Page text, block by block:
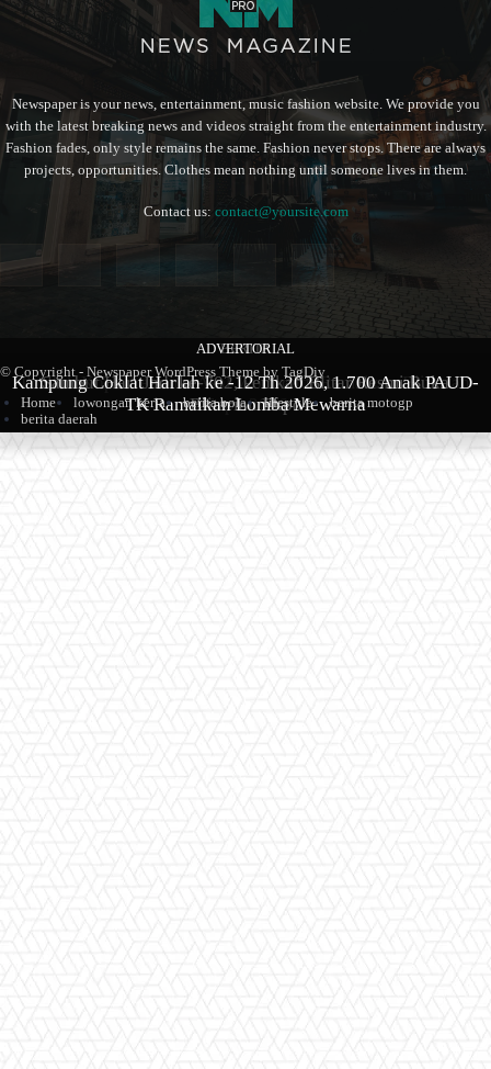
BERITA
Produk Kopi Premium Asal Wonodadi Ramaikan Blitarian
Expo 2026
BERITA
Sambut Hari Jadi ke-702, Pemkab Blitar Resmi Buka
Blitarian Expo
ADVERTORIAL
Kampung Coklat Harlah ke -12 Th 2026, 1.700 Anak PAUD-
TK Ramaikan Lomba Mewarna
Newspaper is your news, entertainment, music fashion website. We provide you
with the latest breaking news and videos straight from the entertainment industry.
Fashion fades, only style remains the same. Fashion never stops. There are always
projects, opportunities. Clothes mean nothing until someone lives in them.
Contact us: contact@yoursite.com
© Copyright - Newspaper WordPress Theme by TagDiv
Home
lowongan kerja berita bola lifestyle
berita motogp
berita daerah